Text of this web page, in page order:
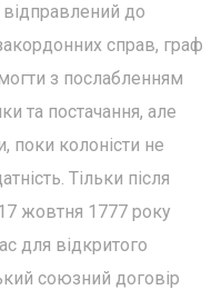
до
справ, граф
з послабленням
та постачання, але
поки колоністи не
Тільки після
жовтня 1777 року
для відкритого
союзний договір